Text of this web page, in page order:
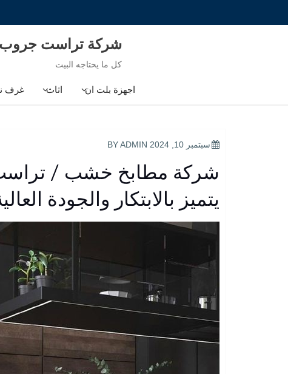
شركة تراست جروب
كل ما يحتاجه البيت
اجهزة بلت ان اثاث غرف
POSTED
سبتمبر 10, 2024 ADMIN
شركة مطابخ خشب /
يتميز بالابتكار والجودة